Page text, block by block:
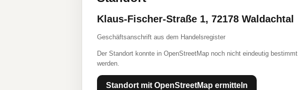
Klaus-Fischer-Straße 1, 72178 Waldachtal
Geschäftsanschrift aus dem Handelsregister
Der Standort konnte in OpenStreetMap noch nicht eindeutig bestimmt
werden.
Standort mit OpenStreetMap ermitteln